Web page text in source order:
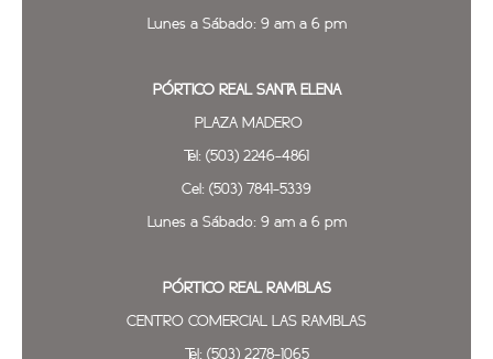
Lunes a Sábado: 9 am a 6 pm
PÓRTICO REAL SANTA ELENA
PLAZA MADERO
Tel: (503) 2246-4861
Cel: (503) 7841-5339
Lunes a Sábado: 9 am a 6 pm
PÓRTICO REAL RAMBLAS
CENTRO COMERCIAL LAS RAMBLAS
Tel: (503) 2278-1065